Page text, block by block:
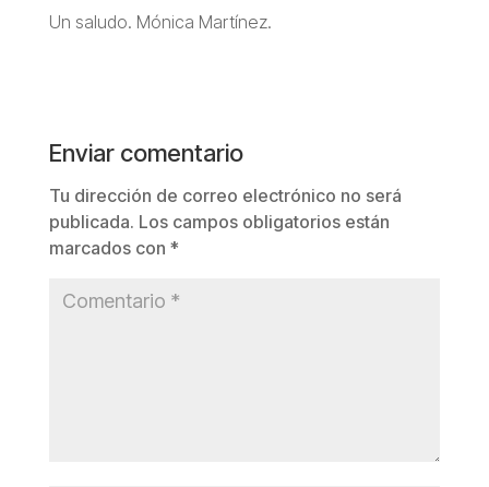
Un saludo. Mónica Martínez.
Enviar comentario
Tu dirección de correo electrónico no será
publicada. Los campos obligatorios están
marcados con *